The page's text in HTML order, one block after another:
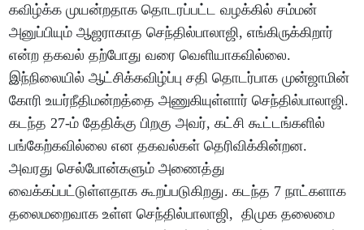
கவிழ்க்க முயன்றதாக தொடரப்பட்ட வழக்கில் சம்மன்
அனுப்பியும் ஆஜராகாத செந்தில்பாலாஜி, எங்கிருக்கிறார்
என்ற தகவல் தற்போது வரை வெளியாகவில்லை.
இந்நிலையில் ஆட்சிக்கவிழ்ப்பு சதி தொடர்பாக முன்ஜாமின்
கோரி உயர்நீதிமன்றத்தை அணுகியுள்ளார் செந்தில்பாலாஜி.
கடந்த 27-ம் தேதிக்கு பிறகு அவர், கட்சி கூட்டங்களில்
பங்கேற்கவில்லை என தகவல்கள் தெரிவிக்கின்றன.
அவரது செல்போன்களும் அணைத்து
வைக்கப்பட்டுள்ளதாக கூறப்படுகிறது. கடந்த 7 நாட்களாக
தலைமறைவாக உள்ள செந்தில்பாலாஜி, திமுக தலைமை